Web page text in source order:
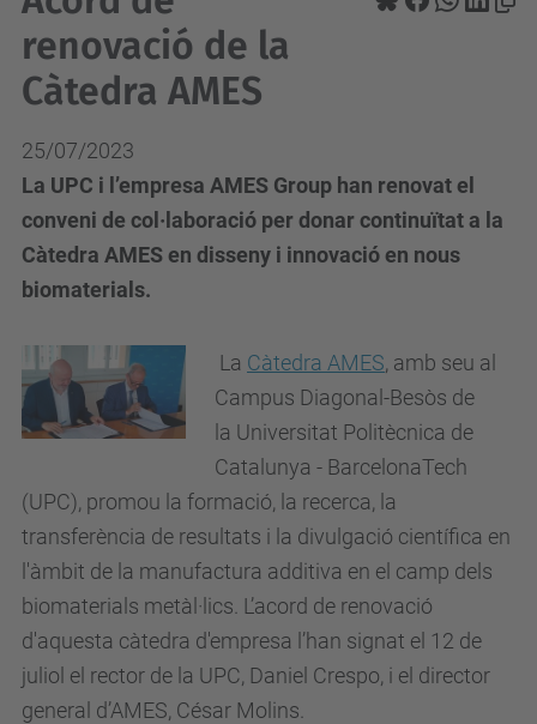
renovació de la
Càtedra AMES
25/07/2023
La UPC i l’empresa AMES Group han renovat el
conveni de col·laboració per donar continuïtat a la
Càtedra AMES en disseny i innovació en nous
biomaterials.
La Càtedra AMES, amb seu al
Campus Diagonal-Besòs de
la Universitat Politècnica de
Catalunya - BarcelonaTech
(UPC), promou la formació, la recerca, la
transferència de resultats i la divulgació científica en
l'àmbit de la manufactura additiva en el camp dels
biomaterials metàl·lics. L’acord de renovació
d'aquesta càtedra d'empresa l’han signat el 12 de
juliol el rector de la UPC, Daniel Crespo, i el director
general d’AMES, César Molins.